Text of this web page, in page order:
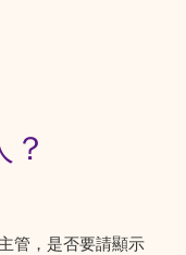
管，是否要請顯示